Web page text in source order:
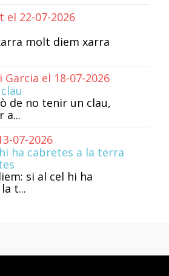
el 22-07-2026
molt diem xarra
Garcia el 18-07-2026
de no tenir un clau,
a...
07-2026
ha cabretes a la terra
si al cel hi ha
t...